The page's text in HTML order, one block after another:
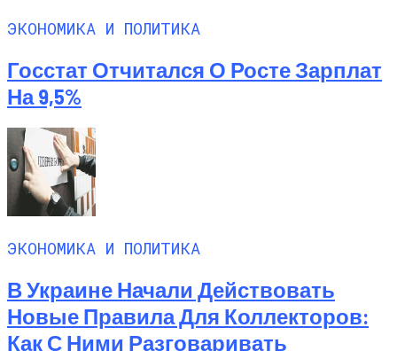
ЭКОНОМИКА И ПОЛИТИКА
Госстат Отчитался О Росте Зарплат
На 9,5%
ЭКОНОМИКА И ПОЛИТИКА
В Украине Начали Действовать
Новые Правила Для Коллекторов:
Как С Ними Разговаривать